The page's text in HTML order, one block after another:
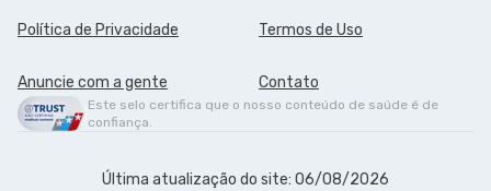
Política de Privacidade Termos de Uso
Anuncie com a gente Contato
Este selo certifica que o nosso conteúdo de saúde é de
confiança.
Última atualização do site: 06/08/2026